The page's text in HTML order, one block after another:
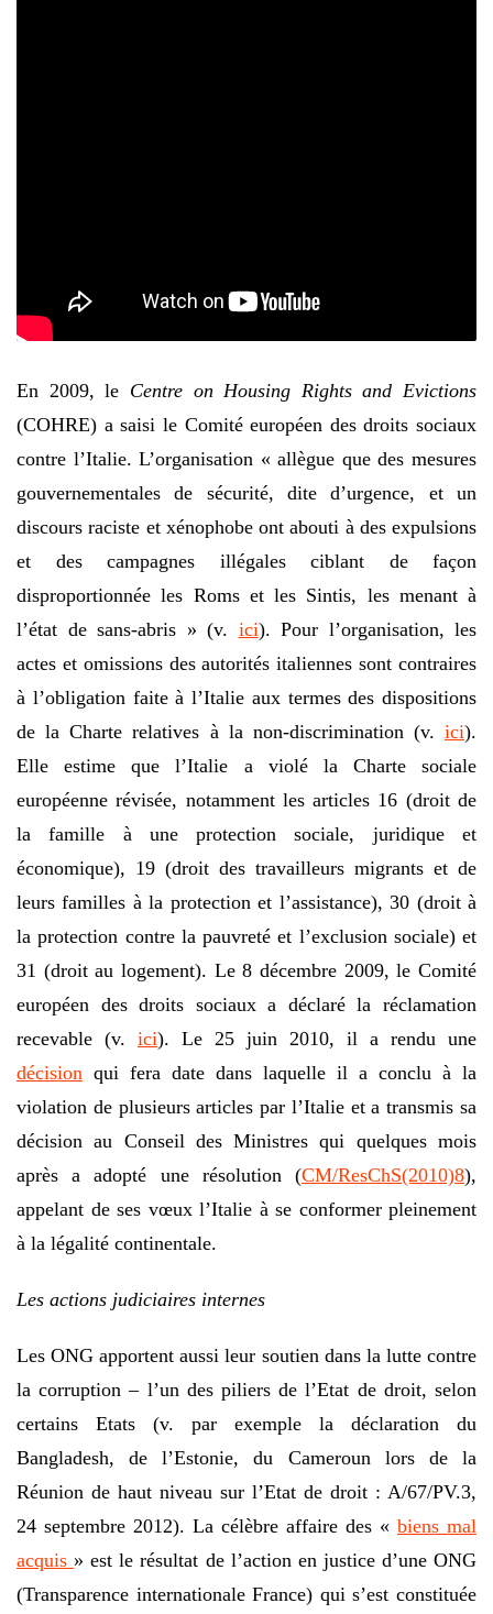
En 2009, le Centre on Housing Rights and Evictions
(COHRE) a saisi le Comité européen des droits sociaux
contre l’Italie. L’organisation « allègue que des mesures
gouvernementales de sécurité, dite d’urgence, et un
discours raciste et xénophobe ont abouti à des expulsions
et des campagnes illégales ciblant de façon
disproportionnée les Roms et les Sintis, les menant à
l’état de sans-abris » (v. ici). Pour l’organisation, les
actes et omissions des autorités italiennes sont contraires
à l’obligation faite à l’Italie aux termes des dispositions
de la Charte relatives à la non-discrimination (v. ici).
Elle estime que l’Italie a violé la Charte sociale
européenne révisée, notamment les articles 16 (droit de
la famille à une protection sociale, juridique et
économique), 19 (droit des travailleurs migrants et de
leurs familles à la protection et l’assistance), 30 (droit à
la protection contre la pauvreté et l’exclusion sociale) et
31 (droit au logement). Le 8 décembre 2009, le Comité
européen des droits sociaux a déclaré la réclamation
recevable (v. ici). Le 25 juin 2010, il a rendu une
décision qui fera date dans laquelle il a conclu à la
violation de plusieurs articles par l’Italie et a transmis sa
décision au Conseil des Ministres qui quelques mois
après a adopté une résolution (CM/ResChS(2010)8),
appelant de ses vœux l’Italie à se conformer pleinement
à la légalité continentale.
Les actions judiciaires internes
Les ONG apportent aussi leur soutien dans la lutte contre
la corruption – l’un des piliers de l’Etat de droit, selon
certains Etats (v. par exemple la déclaration du
Bangladesh, de l’Estonie, du Cameroun lors de la
Réunion de haut niveau sur l’Etat de droit : A/67/PV.3,
24 septembre 2012). La célèbre affaire des « biens mal
acquis » est le résultat de l’action en justice d’une ONG
(Transparence internationale France) qui s’est constituée